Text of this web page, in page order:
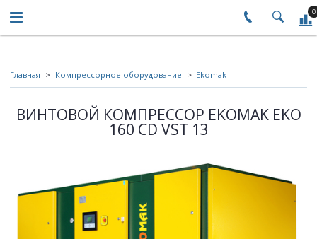
0
Главная Компрессорное оборудование Ekomak
ВИНТОВОЙ КОМПРЕССОР EKOMAK EKO
160 CD VST 13